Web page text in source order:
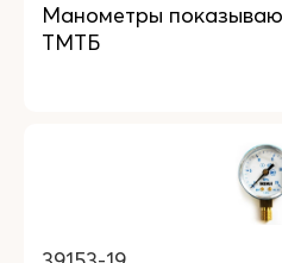
Манометры
ТМТБ